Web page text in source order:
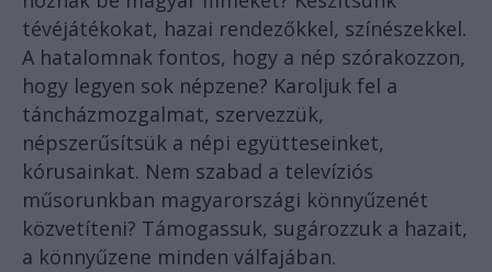
tévéjátékokat, hazai rendezőkkel, színészekkel.
A hatalomnak fontos, hogy a nép szórakozzon,
hogy legyen sok népzene? Karoljuk fel a
táncházmozgalmat, szervezzük,
népszerűsítsük a népi együtteseinket,
kórusainkat. Nem szabad a televíziós
műsorunkban magyarországi könnyűzenét
közvetíteni? Támogassuk, sugározzuk a hazait,
a könnyűzene minden válfajában.